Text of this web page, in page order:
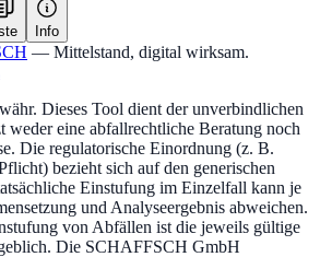
Info
— Mittelstand, digital wirksam.
Dieses Tool dient der unverbindlichen
weder eine abfallrechtliche Beratung noch
Die regulatorische Einordnung (z. B.
bezieht sich auf den generischen
Einstufung im Einzelfall kann je
und Analyseergebnis abweichen.
von Abfällen ist die jeweils gültige
Die SCHAFFSCH GmbH